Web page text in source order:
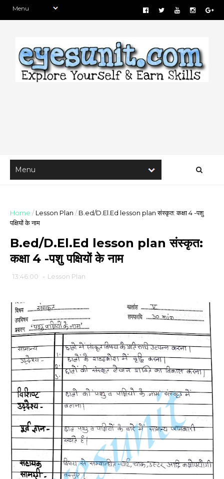
Home / Lesson Plan / B.ed/D.El.Ed lesson plan संस्कृत: कक्षा 4 -पशु
पक्षियों के नाम
B.ed/D.El.Ed lesson plan संस्कृत:
कक्षा 4 -पशु पक्षियों के नाम
13:46:00 - Lesson Plan